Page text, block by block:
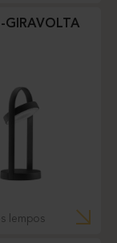
GIRAVOLTA
lempos